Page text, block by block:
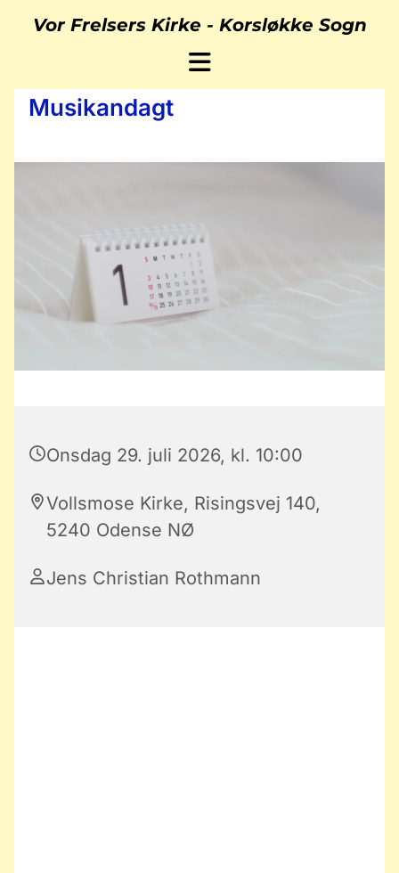
Vor Frelsers Kirke - Korsløkke Sogn
Musikandagt
Onsdag 29. juli 2026, kl. 10:00
Vollsmose Kirke, Risingsvej 140,
5240 Odense NØ
Jens Christian Rothmann